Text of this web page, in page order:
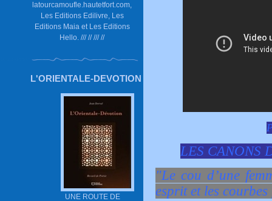
latourcamoufle.hautetfort.com,
Les Editions Edilivre, Les
Editions Maia et Les Editions
Hello. /// // /// //
L'ORIENTALE-DEVOTION
UNE ROUTE DE
LES CANONS
"Le cou d’une
esprit et les